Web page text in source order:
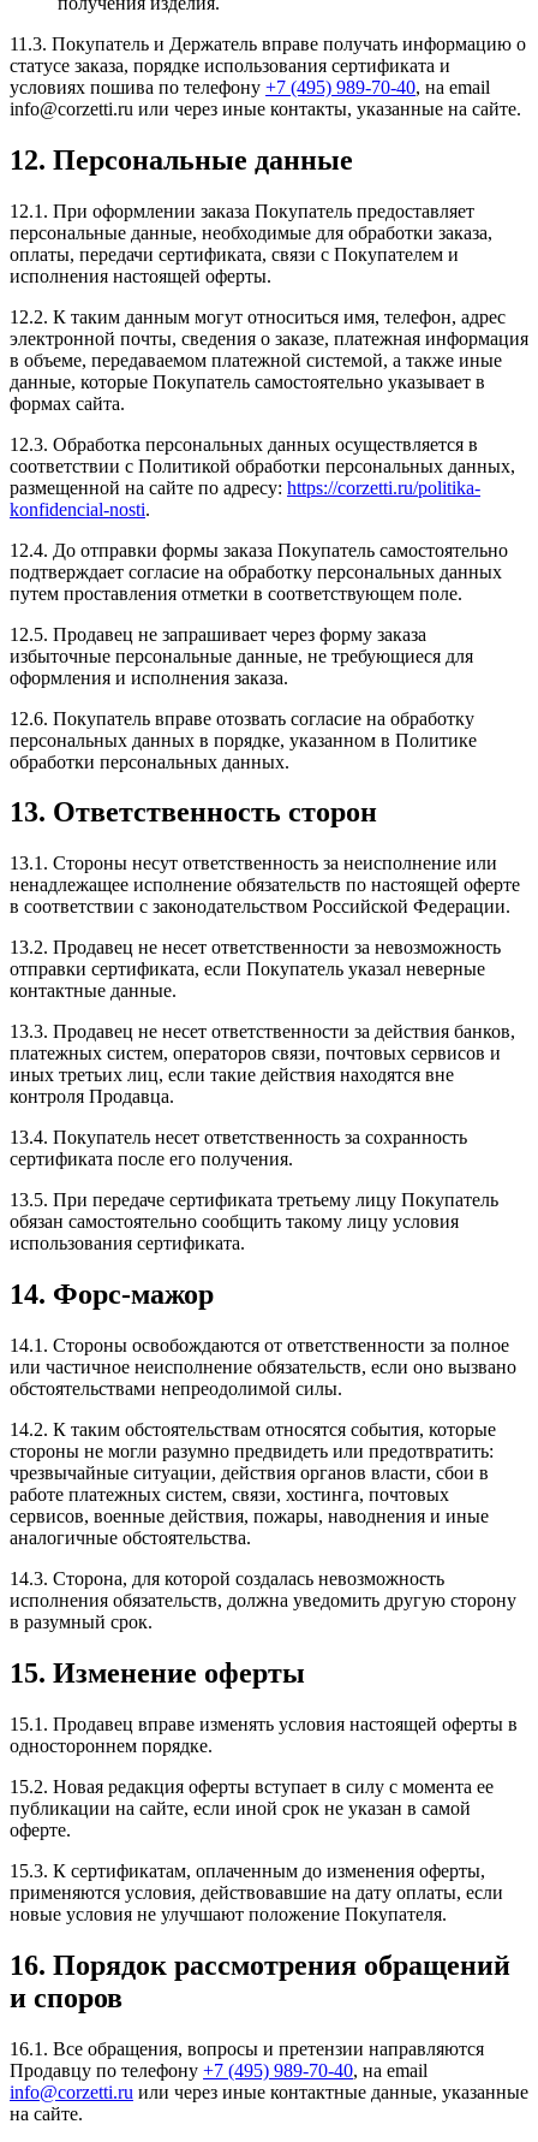
11.3. Покупатель и Держатель вправе получать информацию о
статусе заказа, порядке использования сертификата и
условиях пошива по телефону +7 (495) 989-70-40, на email
info@corzetti.ru или через иные контакты, указанные на сайте.
12. Персональные данные
12.1. При оформлении заказа Покупатель предоставляет
персональные данные, необходимые для обработки заказа,
оплаты, передачи сертификата, связи с Покупателем и
исполнения настоящей оферты.
12.2. К таким данным могут относиться имя, телефон, адрес
электронной почты, сведения о заказе, платежная информация
в объеме, передаваемом платежной системой, а также иные
данные, которые Покупатель самостоятельно указывает в
формах сайта.
12.3. Обработка персональных данных осуществляется в
соответствии с Политикой обработки персональных данных,
размещенной на сайте по адресу: https://corzetti.ru/politika-
konfidencial-nosti.
12.4. До отправки формы заказа Покупатель самостоятельно
подтверждает согласие на обработку персональных данных
путем проставления отметки в соответствующем поле.
12.5. Продавец не запрашивает через форму заказа
избыточные персональные данные, не требующиеся для
оформления и исполнения заказа.
12.6. Покупатель вправе отозвать согласие на обработку
персональных данных в порядке, указанном в Политике
обработки персональных данных.
13. Ответственность сторон
13.1. Стороны несут ответственность за неисполнение или
ненадлежащее исполнение обязательств по настоящей оферте
в соответствии с законодательством Российской Федерации.
13.2. Продавец не несет ответственности за невозможность
отправки сертификата, если Покупатель указал неверные
контактные данные.
13.3. Продавец не несет ответственности за действия банков,
платежных систем, операторов связи, почтовых сервисов и
иных третьих лиц, если такие действия находятся вне
контроля Продавца.
13.4. Покупатель несет ответственность за сохранность
сертификата после его получения.
13.5. При передаче сертификата третьему лицу Покупатель
обязан самостоятельно сообщить такому лицу условия
использования сертификата.
14. Форс-мажор
14.1. Стороны освобождаются от ответственности за полное
или частичное неисполнение обязательств, если оно вызвано
обстоятельствами непреодолимой силы.
14.2. К таким обстоятельствам относятся события, которые
стороны не могли разумно предвидеть или предотвратить:
чрезвычайные ситуации, действия органов власти, сбои в
работе платежных систем, связи, хостинга, почтовых
сервисов, военные действия, пожары, наводнения и иные
аналогичные обстоятельства.
14.3. Сторона, для которой создалась невозможность
исполнения обязательств, должна уведомить другую сторону
в разумный срок.
15. Изменение оферты
15.1. Продавец вправе изменять условия настоящей оферты в
одностороннем порядке.
15.2. Новая редакция оферты вступает в силу с момента ее
публикации на сайте, если иной срок не указан в самой
оферте.
15.3. К сертификатам, оплаченным до изменения оферты,
применяются условия, действовавшие на дату оплаты, если
новые условия не улучшают положение Покупателя.
16. Порядок рассмотрения обращений
и споров
16.1. Все обращения, вопросы и претензии направляются
Продавцу по телефону +7 (495) 989-70-40, на email
info@corzetti.ru или через иные контактные данные, указанные
на сайте.